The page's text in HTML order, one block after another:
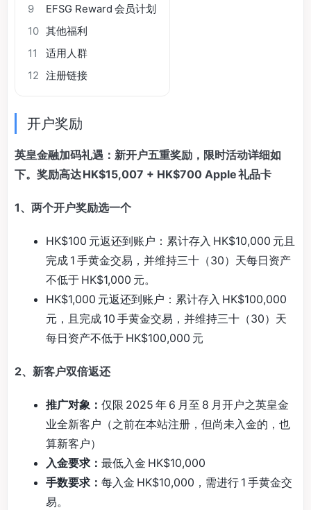
9
EFSG Reward 会员计划
10 其他福利
11
适用人群
12
注册链接
开户奖励
英皇金融加码礼遇：新开户五重奖励，限时活动详细如
下。奖励高达 HK$15,007 + HK$700 Apple 礼品卡
1、两个开户奖励选一个
HK$100 元返还到账户：累计存入 HK$10,000 元且
完成 1 手黄金交易，并维持三十（30）天每日资产
不低于 HK$1,000 元。
HK$1,000 元返还到账户：累计存入 HK$100,000
元，且完成 10 手黄金交易，并维持三十（30）天
每日资产不低于 HK$100,000 元
2、新客户双倍返还
推广对象： 仅限 2025 年 6 月至 8 月开户之英皇金
业全新客户（之前在本站注册，但尚未入金的，也
算新客户）
入金要求： 最低入金 HK$10,000
手数要求： 每入金 HK$10,000，需进行 1 手黄金交
易。